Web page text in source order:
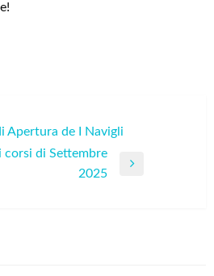
Apertura de I Navigli
di Settembre
2025